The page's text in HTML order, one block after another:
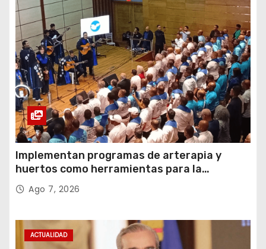
Implementan programas de arterapia y
huertos como herramientas para la
recuperación y la inclusión social
Ago 7, 2026
ACTUALIDAD